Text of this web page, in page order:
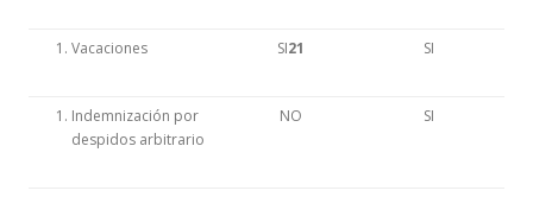
Vacaciones SI21 SI
Indemnización por
despidos arbitrario
NO SI